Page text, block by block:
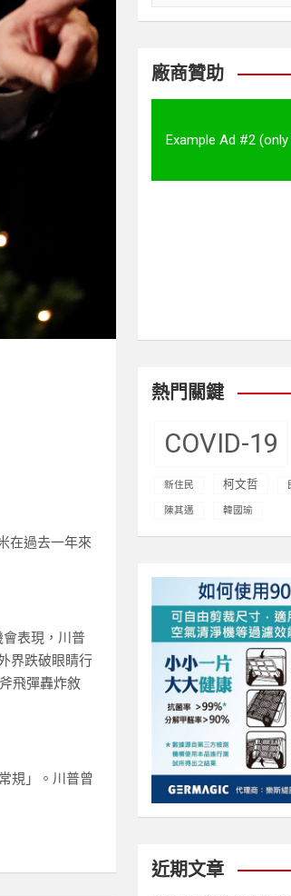
在過去一年來
表現，川普
界跌破眼睛行
飛彈轟炸敘
規」。川普曾
a
c
廠商贊助
Example Ad #2
熱門關鍵
COVID-19
新住民 柯文哲
陳其邁 韓國瑜
近期文章